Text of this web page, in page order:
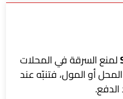
لمنع السرقة في المحلات
أو المول، فتنبّه عند